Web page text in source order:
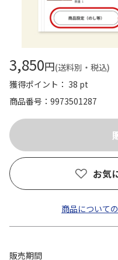
3,850円(送料別・税込)
獲得ポイント： 38 pt
商品番号
9973501287
お気
商品について
販売期間